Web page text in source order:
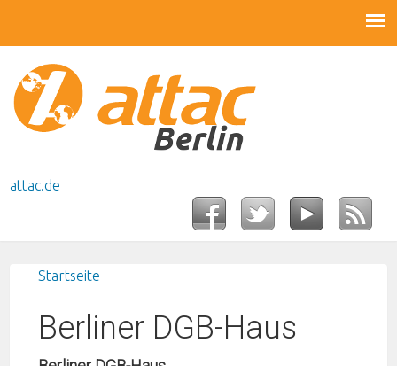
attac.de
Startseite
Berliner DGB-Haus